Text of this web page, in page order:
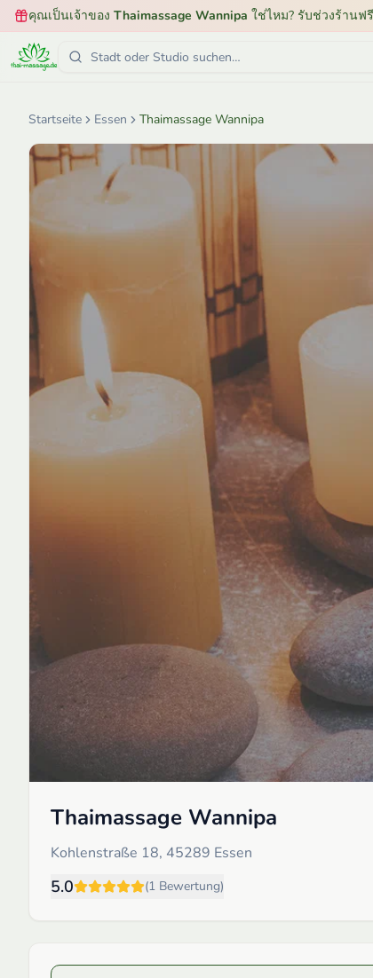
คุณเป็นเจ้าของ Thaimassage Wannipa ใช่ไหม? รับช่วงร้านฟรี
Startseite Essen Thaimassage Wannipa
Thaimassage Wannipa
Kohlenstraße 18, 45289 Essen
5.0 (1 Bewertung)